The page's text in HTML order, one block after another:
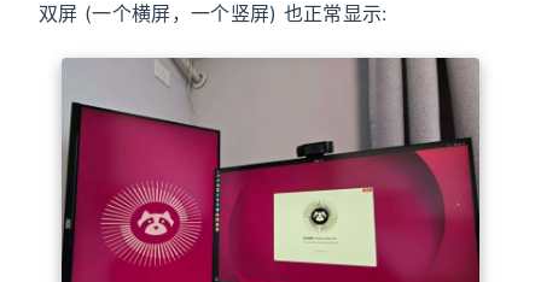
双屏 (一个横屏，一个竖屏) 也正常显示: